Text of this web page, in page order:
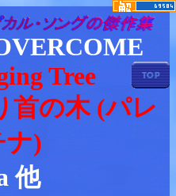
Tree
首の木 (パレ
ナ)
他